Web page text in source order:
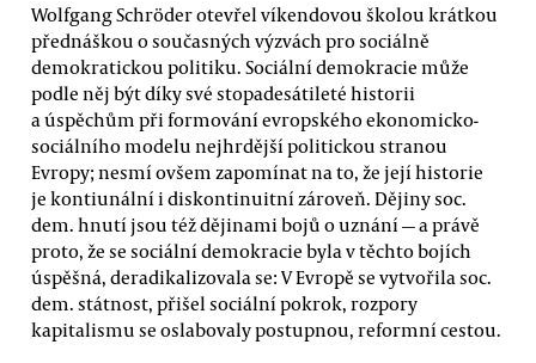
Wolfgang Schröder otevřel víkendovou školou krátkou
přednáškou o současných výzvách pro sociálně
demokratickou politiku. Sociální demokracie může
podle něj být díky své stopadesátileté historii
a úspěchům při formování evropského ekonomicko-
sociálního modelu nejhrdější politickou stranou
Evropy; nesmí ovšem zapomínat na to, že její historie
je kontiunální i diskontinuitní zároveň. Dějiny soc.
dem. hnutí jsou též dějinami bojů o uznání — a právě
proto, že se sociální demokracie byla v těchto bojích
úspěšná, deradikalizovala se: V Evropě se vytvořila soc.
dem. státnost, přišel sociální pokrok, rozpory
kapitalismu se oslabovaly postupnou, reformní cestou.